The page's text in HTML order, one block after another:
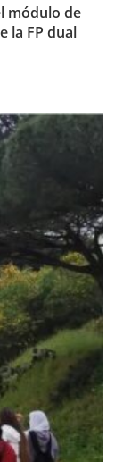
módulo de
la FP dual